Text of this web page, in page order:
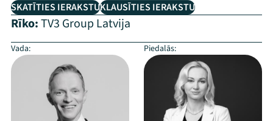
SKATĪTIES IERAKSTUKLAUSĪTIES IERAKSTU
Rīko:TV3 Group Latvija
Vada: Piedalās: